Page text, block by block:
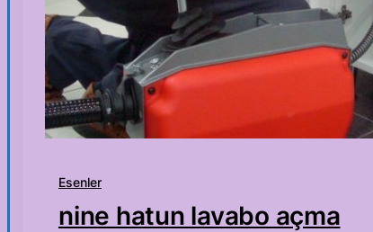
Esenler
nine hatun lavabo açma